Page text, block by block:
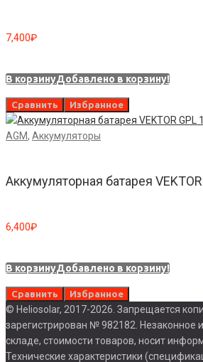
7,400₽
В корзинуДобавлено в корзину!
Сравнить Избранное
AGM, Аккумуляторы
Аккумуляторная батарея
6,400₽
В корзинуДобавлено в корзину!
Сравнить Избранное
© Heliosolar, 2017-2026. Запрещается
зарегистрирован № 982182. Незаконное
складе, стоимости товаров, носит
Технические характеристики